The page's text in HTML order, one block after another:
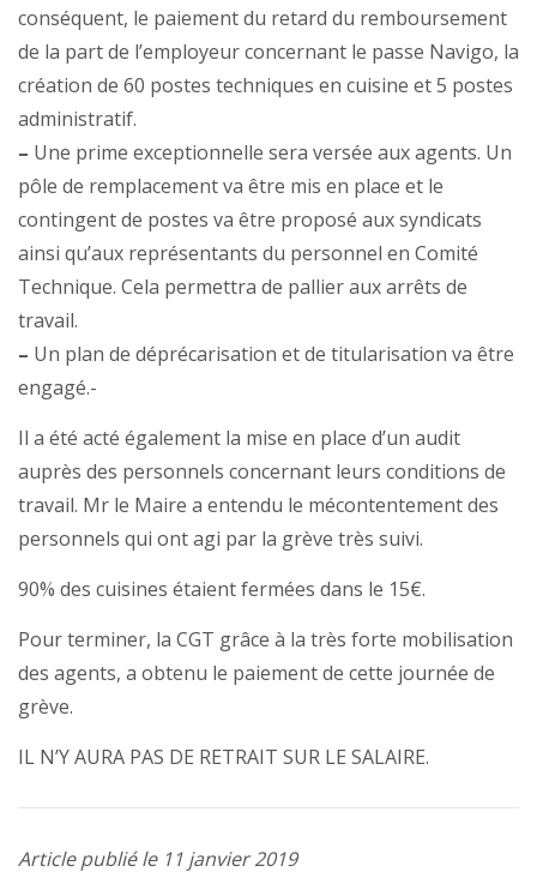
conséquent, le paiement du retard du remboursement
de la part de l’employeur concernant le passe Navigo, la
création de 60 postes techniques en cuisine et 5 postes
administratif.
– Une prime exceptionnelle sera versée aux agents. Un
pôle de remplacement va être mis en place et le
contingent de postes va être proposé aux syndicats
ainsi qu’aux représentants du personnel en Comité
Technique. Cela permettra de pallier aux arrêts de
travail.
– Un plan de déprécarisation et de titularisation va être
engagé.-
Il a été acté également la mise en place d’un audit
auprès des personnels concernant leurs conditions de
travail. Mr le Maire a entendu le mécontentement des
personnels qui ont agi par la grève très suivi.
90% des cuisines étaient fermées dans le 15€.
Pour terminer, la CGT grâce à la très forte mobilisation
des agents, a obtenu le paiement de cette journée de
grève.
IL N’Y AURA PAS DE RETRAIT SUR LE SALAIRE.
Article publié le 11 janvier 2019